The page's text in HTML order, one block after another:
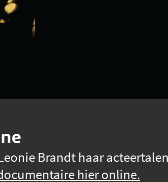
Brandt haar
hier online.